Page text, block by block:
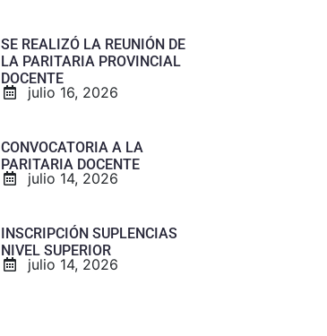
SE REALIZÓ LA REUNIÓN DE
LA PARITARIA PROVINCIAL
DOCENTE
julio 16, 2026
CONVOCATORIA A LA
PARITARIA DOCENTE
julio 14, 2026
INSCRIPCIÓN SUPLENCIAS
NIVEL SUPERIOR
julio 14, 2026